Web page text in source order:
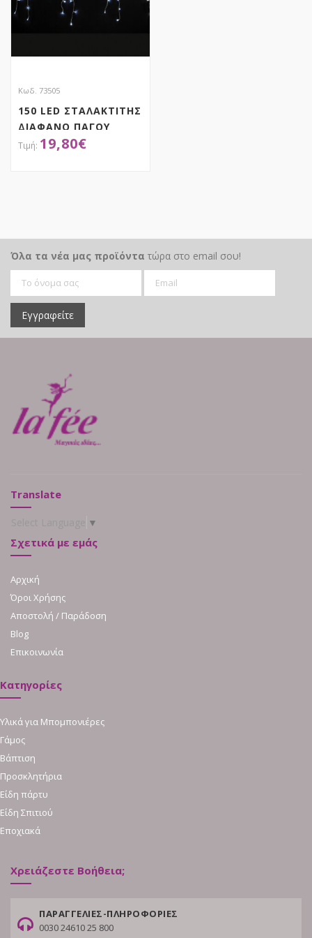
Κωδ. 73505
150 LED ΣΤΑΛΑΚΤΙΤΗΣ
ΔΙΑΦΑΝΟ ΠΑΓΟΥ
ΕΠΕΚΤΕΙΝΟΜΕΝΟ
19,80€
Όλα τα νέα μας προϊόντα τώρα στο email σου!
Εγγραφείτε
Translate
▼
Σχετικά με εμάς
Αρχική
Όροι Χρήσης
Αποστολή / Παράδοση
Blog
Επικοινωνία
Κατηγορίες
Υλικά για Μπομπονιέρες
Γάμος
Βάπτιση
Προσκλητήρια
Είδη πάρτυ
Είδη Σπιτιού
Εποχιακά
Χρειάζεστε Βοήθεια;
ΠΑΡΑΓΓΕΛΙΕΣ-ΠΛΗΡΟΦΟΡΙΕΣ
0030 24610 25 800